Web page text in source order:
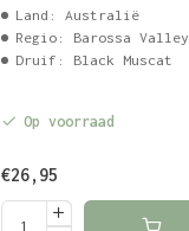
Land: Australië
Regio: Barossa Valley
Druif: Black Muscat
Op voorraad
€26,95